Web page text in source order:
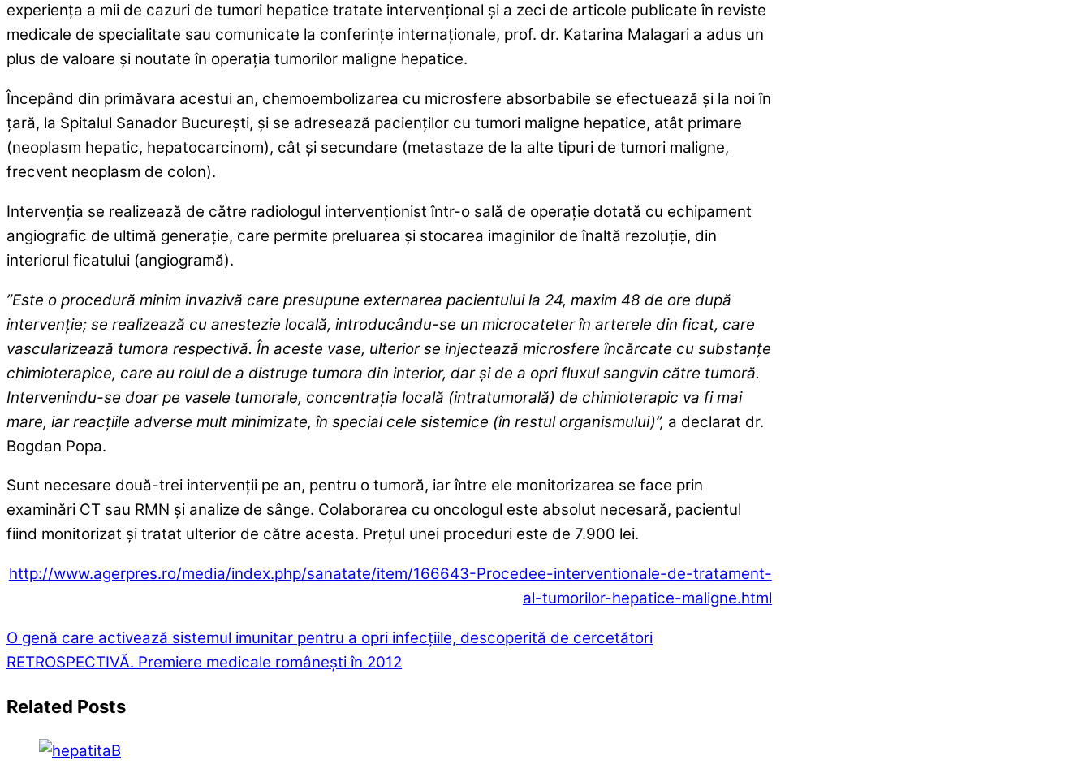
experienţa a mii de cazuri de tumori hepatice tratate intervenţional şi a zeci de articole publicate în reviste
medicale de specialitate sau comunicate la conferinţe internaţionale, prof. dr. Katarina Malagari a adus un
plus de valoare şi noutate în operaţia tumorilor maligne hepatice.
Începând din primăvara acestui an, chemoembolizarea cu microsfere absorbabile se efectuează şi la noi în
ţară, la Spitalul Sanador Bucureşti, şi se adresează pacienţilor cu tumori maligne hepatice, atât primare
(neoplasm hepatic, hepatocarcinom), cât şi secundare (metastaze de la alte tipuri de tumori maligne,
frecvent neoplasm de colon).
Intervenţia se realizează de către radiologul intervenţionist într-o sală de operaţie dotată cu echipament
angiografic de ultimă generaţie, care permite preluarea şi stocarea imaginilor de înaltă rezoluţie, din
interiorul ficatului (angiogramă).
”Este o procedură minim invazivă care presupune externarea pacientului la 24, maxim 48 de ore după
intervenţie; se realizează cu anestezie locală, introducându-se un microcateter în arterele din ficat, care
vascularizează tumora respectivă. În aceste vase, ulterior se injectează microsfere încărcate cu substanţe
chimioterapice, care au rolul de a distruge tumora din interior, dar şi de a opri fluxul sangvin către tumoră.
Intervenindu-se doar pe vasele tumorale, concentraţia locală (intratumorală) de chimioterapic va fi mai
mare, iar reacţiile adverse mult minimizate, în special cele sistemice (în restul organismului)”, a declarat dr.
Bogdan Popa.
Sunt necesare două-trei intervenţii pe an, pentru o tumoră, iar între ele monitorizarea se face prin
examinări CT sau RMN şi analize de sânge. Colaborarea cu oncologul este absolut necesară, pacientul
fiind monitorizat şi tratat ulterior de către acesta. Preţul unei proceduri este de 7.900 lei.
http://www.agerpres.ro/media/index.php/sanatate/item/166643-Procedee-interventionale-de-tratament-
al-tumorilor-hepatice-maligne.html
O genă care activează sistemul imunitar pentru a opri infecţiile, descoperită de cercetători
RETROSPECTIVĂ. Premiere medicale româneşti în 2012
Related Posts